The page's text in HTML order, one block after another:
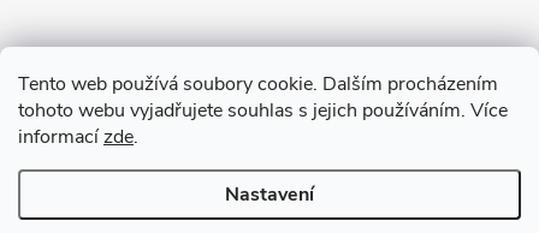
Tento web používá soubory cookie. Dalším procházením
tohoto webu vyjadřujete souhlas s jejich používáním. Více
informacízde.
Nastavení
Copyright 2026VV DESIGN. Všechna práva vyhrazena.Upravit